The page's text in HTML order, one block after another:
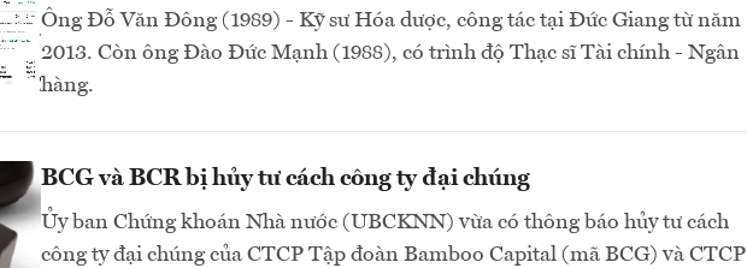
Ông Đỗ Văn Đông (1989) - Kỹ sư Hóa dược, công tác tại Đức Giang từ năm
2013. Còn ông Đào Đức Mạnh (1988), có trình độ Thạc sĩ Tài chính - Ngân
hàng.
BCG và BCR bị hủy tư cách công ty đại chúng
Ủy ban Chứng khoán Nhà nước (UBCKNN) vừa có thông báo hủy tư cách
công ty đại chúng của CTCP Tập đoàn Bamboo Capital (mã BCG) và CTCP